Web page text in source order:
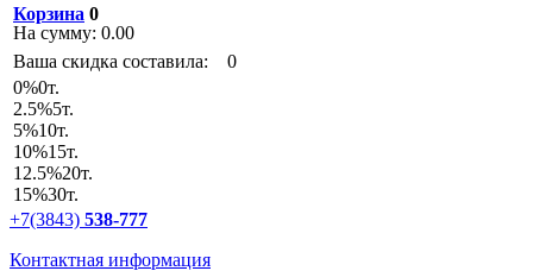
Корзина 0
На сумму: 0.00
Ваша скидка составила:
0
0%0т.
2.5%5т.
5%10т.
10%15т.
12.5%20т.
15%30т.
+7(3843) 538-777
Контактная информация